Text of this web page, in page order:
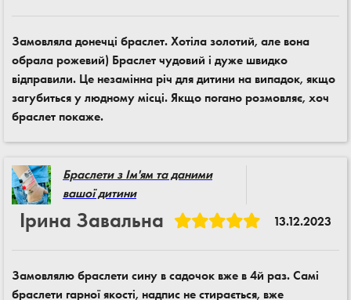
Замовляла донечці браслет. Хотіла золотий, але вона
обрала рожевий) Браслет чудовий і дуже швидко
відправили. Це незамінна річ для дитини на випадок, якщо
загубиться у людному місці. Якщо погано розмовляє, хоч
браслет покаже.
Браслети з Ім'ям та даними
вашої дитини
Ірина Завальна 13.12.2023
Замовлялю браслети сину в садочок вже в 4й раз. Самі
браслети гарної якості, надпис не стирається, вже